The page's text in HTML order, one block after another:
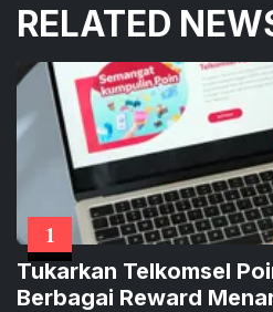
RELATED
1
Tukarkan Telkomsel
Berbagai Reward